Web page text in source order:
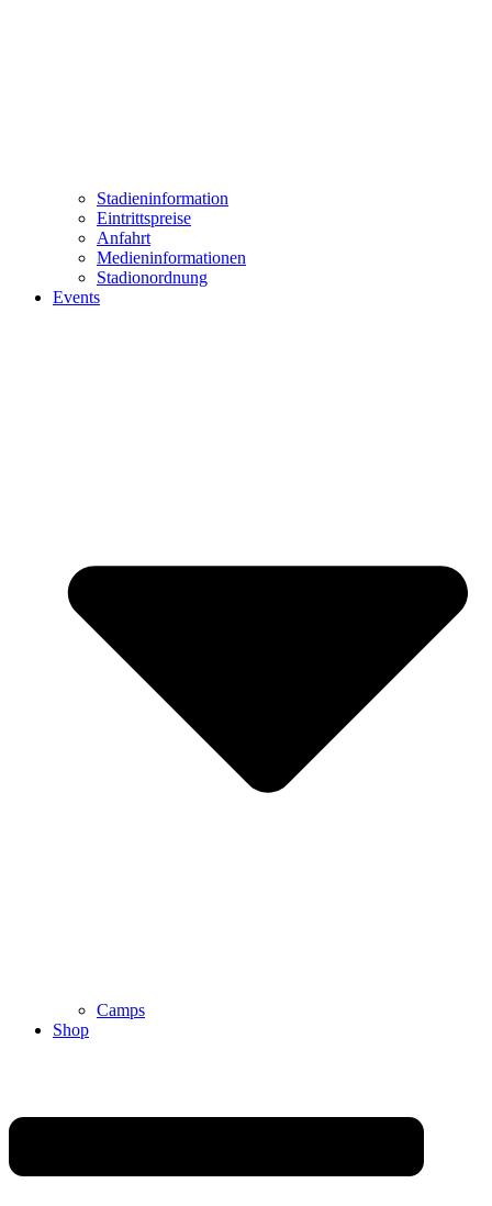
Stadieninformation
Eintrittspreise
Anfahrt
Medieninformationen
Stadionordnung
Events
Camps
Shop